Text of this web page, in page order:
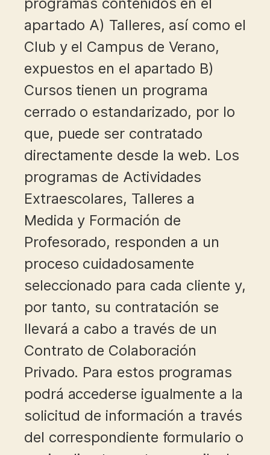
apartado A) Talleres, así como el
Club y el Campus de Verano,
expuestos en el apartado B)
Cursos tienen un programa
cerrado o estandarizado, por lo
que, puede ser contratado
directamente desde la web. Los
programas de Actividades
Extraescolares, Talleres a
Medida y Formación de
Profesorado, responden a un
proceso cuidadosamente
seleccionado para cada cliente y,
por tanto, su contratación se
llevará a cabo a través de un
Contrato de Colaboración
Privado. Para estos programas
podrá accederse igualmente a la
solicitud de información a través
del correspondiente formulario o